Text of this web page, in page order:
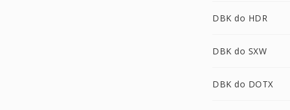
DBK do HDR
DBK do SXW
DBK do DOTX